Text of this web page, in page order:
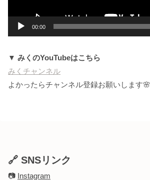
00:00
▼ みくのYouTubeはこちら
みくチャンネル
よかったらチャンネル登録お願いします🌸
🔗 SNSリンク
📷 Instagram